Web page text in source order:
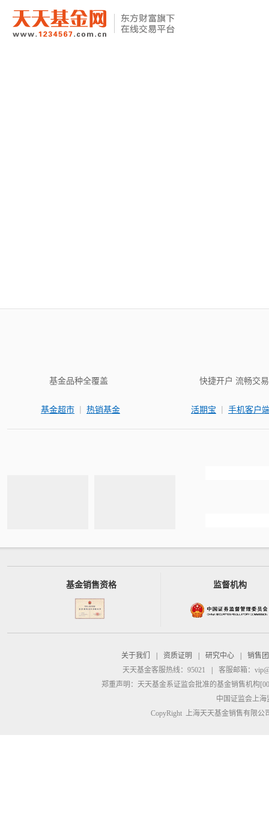
基金品种全覆盖
基金超市 | 热销基金
快捷开户 流畅交易
活期宝 | 手机客户
基金销售资格 监督机构
关于我们 资质证明 研究中心
销售
天天基金客服热线：95021
客服邮箱：
郑重声明： 天天基金系证监会批准的基金销售机构
中国证监会上
CopyRight 上海天天基金销售有限